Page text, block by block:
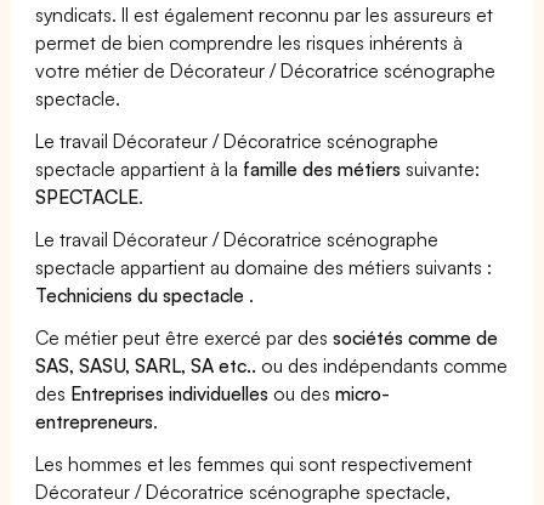
syndicats. Il est également reconnu par les assureurs et
permet de bien comprendre les risques inhérents à
votre métier de Décorateur / Décoratrice scénographe
spectacle.
Le travail Décorateur / Décoratrice scénographe
spectacle appartient à la famille des métiers suivante:
SPECTACLE.
Le travail Décorateur / Décoratrice scénographe
spectacle appartient au domaine des métiers suivants :
Techniciens du spectacle .
Ce métier peut être exercé par dessociétés comme de
SAS, SASU, SARL, SA etc.. ou des indépendants comme
des Entreprises individuelles ou desmicro-
entrepreneurs.
Les hommes et les femmes qui sont respectivement
Décorateur / Décoratrice scénographe spectacle,